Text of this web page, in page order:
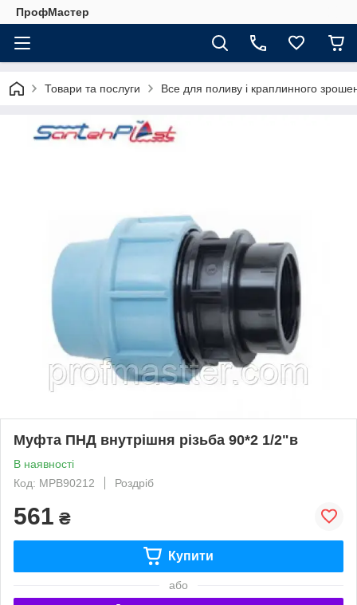
ПрофМастер
Товари та послуги Все для поливу і краплинного
Муфта ПНД внутрішня різьба 90*2 1/2"в
В наявності
Код: МРВ90212
Роздріб
561 ₴
Купити
або